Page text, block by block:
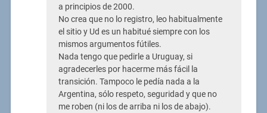
a principios de 2000.
No crea que no lo registro, leo habitualmente
el sitio y Ud es un habitué siempre con los
mismos argumentos fútiles.
Nada tengo que pedirle a Uruguay, si
agradecerles por hacerme más fácil la
transición. Tampoco le pedía nada a la
Argentina, sólo respeto, seguridad y que no
me roben (ni los de arriba ni los de abajo).